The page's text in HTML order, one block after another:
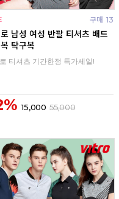
구매 13
남성 여성 반팔 티셔츠 배드
탁구복
티셔츠 기간한정 특가세일!
15,000 55,000